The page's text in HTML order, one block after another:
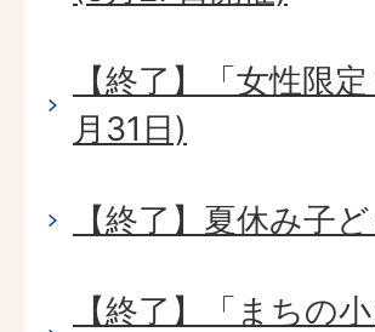
【終了】「女性限
月31日)
【終了】夏休み子
【終了】「まちの